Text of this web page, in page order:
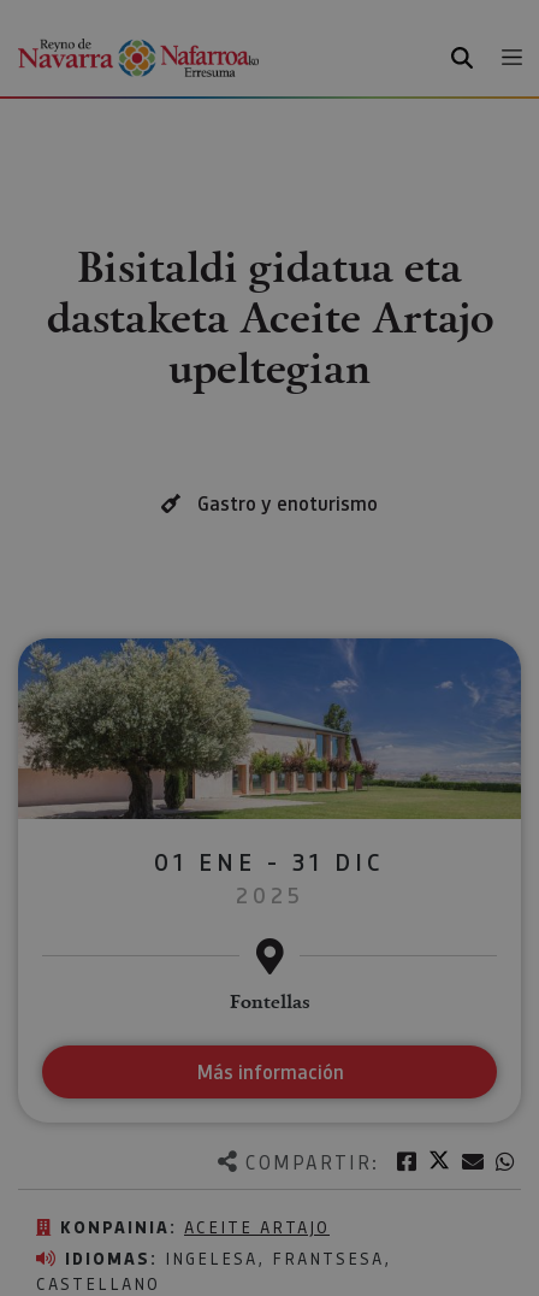
BILATU
Bisitaldi gidatua eta
dastaketa Aceite Artajo
upeltegian
Gastro y enoturismo
COMPARTIR: Facebook
Twitter
KONPAINIA: ACEITE ARTAJO
IDIOMAS:
INGELESA, FRANTSESA,
CASTELLANO
01 ENE - 31 DIC
2025
Fontellas
Más información